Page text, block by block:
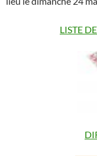
LISTE